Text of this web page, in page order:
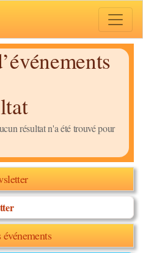
résultat n'a été trouvé pour